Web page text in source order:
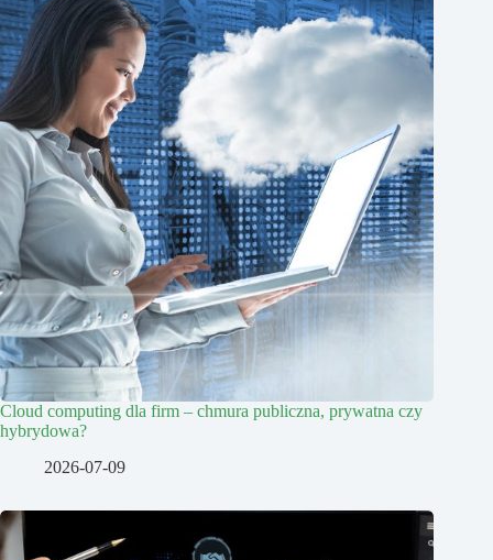
Cloud computing dla firm – chmura publiczna, prywatna czy
hybrydowa?
2026-07-09